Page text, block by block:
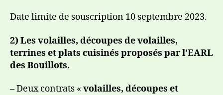
Date limite de souscription 10 septembre 2023.
2) Les volailles, découpes de volailles,
terrines et plats cuisinés proposés par l’EARL
des Bouillots.
– Deux contrats « volailles, découpes et